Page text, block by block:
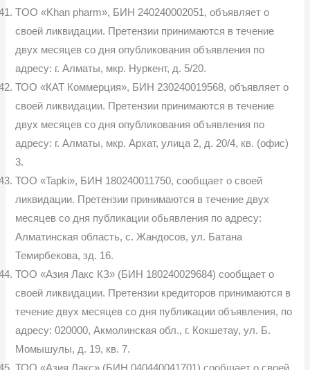
TOO «Khan pharm», БИН 240240002051, объявляет о
своей ликвидации. Претензии принимаются в течение
двух месяцев со дня опубликования объявления по
адресу: г. Алматы, мкр. Нуркент, д. 5/20.
ТОО «КАТ Коммерция», БИН 230240019568, объявляет о
своей ликвидации. Претензии принимаются в течение
двух месяцев со дня опубликования объявления по
адресу: г. Алматы, мкр. Архат, улица 2, д. 20/4, кв. (офис)
3.
ТОО «Tapki», БИН 180240011750, сообщает о своей
ликвидации. Претензии принимаются в течение двух
месяцев со дня публикации обьявления по адресу:
Алматинская область, с. Жандосов, ул. Батана
Темирбекова, зд. 16.
ТОО «Азия Лакс КЗ» (БИН 180240029684) сообщает о
своей ликвидации. Претензии кредиторов принимаются в
течение двух месяцев со дня публикации объявления, по
адресу: 020000, Акмолинская обл., г. Кокшетау, ул. Б.
Момышулы, д. 19, кв. 7.